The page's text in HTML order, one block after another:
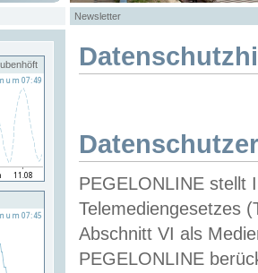
Newsletter
PEGELONLINE stellt
Telemediengesetzes
Abschnitt VI als
PEGELONLINE